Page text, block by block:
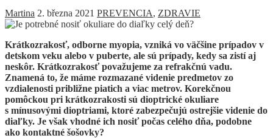
Martina 2. března 2021 PREVENCIA, ZDRAVIE
Krátkozrakosť, odborne myopia, vzniká vo väčšine prípadov v
detskom veku alebo v puberte, ale sú prípady, kedy sa zistí aj
neskôr. Krátkozrakosť považujeme za refrakčnú vadu.
Znamená to, že máme rozmazané videnie predmetov zo
vzdialenosti približne piatich a viac metrov. Korekčnou
pomôckou pri krátkozrakosti sú dioptrické okuliare
s mínusovými dioptriami, ktoré zabezpečujú ostrejšie videnie do
diaľky. Je však vhodné ich nosiť počas celého dňa, podobne
ako kontaktné šošovky?